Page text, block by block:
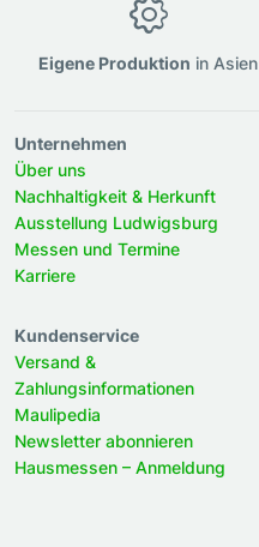
Eigene Produktion in Asien
Unternehmen
Über uns
Nachhaltigkeit & Herkunft
Ausstellung Ludwigsburg
Messen und Termine
Karriere
Kundenservice
Versand &
Zahlungsinformationen
Maulipedia
Newsletter abonnieren
Hausmessen – Anmeldung